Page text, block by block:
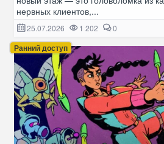
нервных клиентов,...
25.07.2026 1 202 0
Ранний доступ